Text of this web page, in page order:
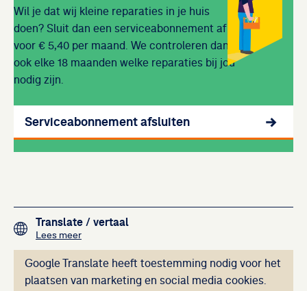
Wil je dat wij kleine reparaties in je huis
doen? Sluit dan een serviceabonnement af
voor € 5,40 per maand. We controleren dan
ook elke 18 maanden welke reparaties bij jou
nodig zijn.
Serviceabonnement afsluiten
Translate / vertaal
Lees meerover het vertalen van de teksten op deze website
Deze inhoud kan
Google Translate heeft toestemming nodig voor het
plaatsen van marketing en social media cookies.